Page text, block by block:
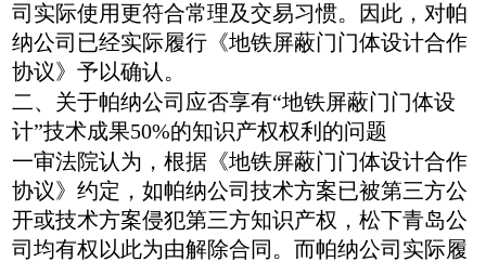
司实际使用更符合常理及交易习惯。因此，对帕
纳公司已经实际履行《地铁屏蔽门门体设计合作
协议》予以确认。
二、关于帕纳公司应否享有“地铁屏蔽门门体设
计”技术成果50%的知识产权权利的问题
一审法院认为，根据《地铁屏蔽门门体设计合作
协议》约定，如帕纳公司技术方案已被第三方公
开或技术方案侵犯第三方知识产权，松下青岛公
司均有权以此为由解除合同。而帕纳公司实际履